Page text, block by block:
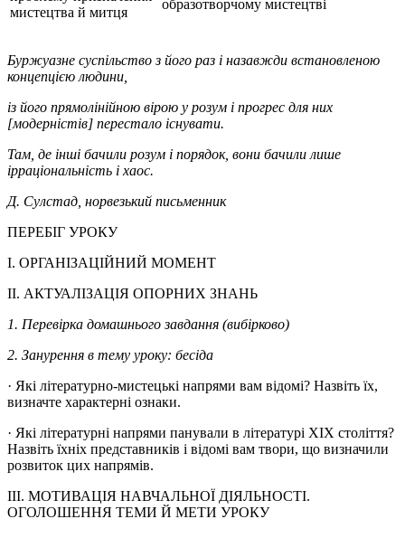
мистецтва й митця
образотворчому мистецтві
Буржуазне суспільство з його раз і назавжди встановленою
концепцією людини,
із його прямолінійною вірою у розум і прогрес для них
[модерністів] перестало існувати.
Там, де інші бачили розум і порядок, вони бачили лише
ірраціональність і хаос.
Д. Сулстад, норвезький письменник
ПЕРЕБІГ УРОКУ
I. ОРГАНІЗАЦІЙНИЙ МОМЕНТ
II. АКТУАЛІЗАЦІЯ ОПОРНИХ ЗНАНЬ
1. Перевірка домашнього завдання (вибірково)
2. Занурення в тему уроку: бесіда
· Які літературно-мистецькі напрями вам відомі? Назвіть їх,
визначте характерні ознаки.
· Які літературні напрями панували в літературі ХІХ століття?
Назвіть їхніх представників і відомі вам твори, що визначили
розвиток цих напрямів.
ІІІ. МОТИВАЦІЯ НАВЧАЛЬНОЇ ДІЯЛЬНОСТІ.
ОГОЛОШЕННЯ ТЕМИ Й МЕТИ УРОКУ